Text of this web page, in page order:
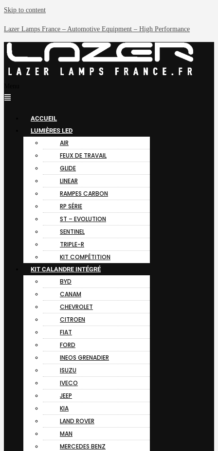
Skip to content
Lazer Lamps France – Automotive Equipment – High Performance
ACCUEIL
LUMIÈRES LED
AIR
FEUX DE TRAVAIL
GLIDE
LINEAR
RAMPES CARBON
RP SÉRIE
ST – EVOLUTION
SENTINEL
TRIPLE-R
KIT COMPÉTITION
KIT CALANDRE INTÉGRÉ
BYD
CANAM
CHEVROLET
CITROEN
FIAT
FORD
INEOS GRENADIER
ISUZU
IVECO
JEEP
KIA
LAND ROVER
MAN
MERCEDES BENZ